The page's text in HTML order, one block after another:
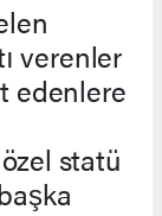
verenler
edenlere
statü